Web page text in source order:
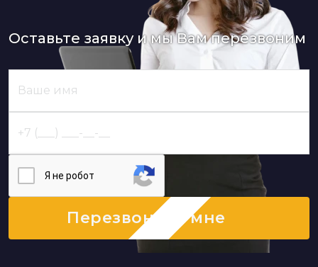
Оставьте заявку и мы Вам перезвоним
Я нe poбoт
Перезвоните мне